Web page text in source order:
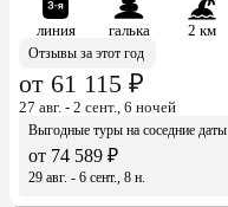
линия галька 2 км
Отзывы за этот год
от 61 115 ₽
27 авг. - 2 сент., 6 ночей
Выгодные туры на соседние даты
от 74 589 ₽
29 авг. - 6 сент., 8 н.